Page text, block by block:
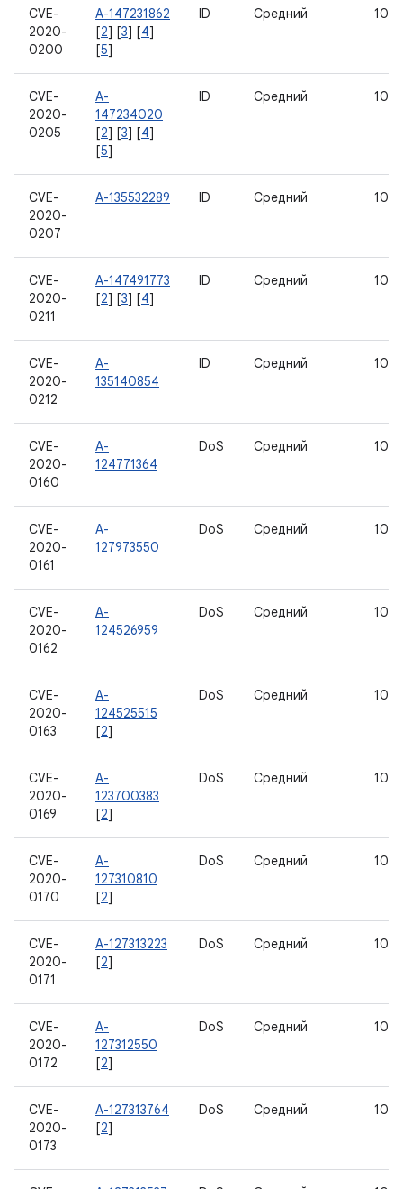
CVE-
2020-
0200
A-147231862
[2] [3] [4]
[5]
ID Средний 10
CVE-
2020-
0205
A-
147234020
[2] [3] [4]
[5]
ID Средний 10
CVE-
2020-
0207
A-135532289 ID Средний 10
CVE-
2020-
0211
A-147491773
[2] [3] [4]
ID Средний 10
CVE-
2020-
0212
A-
135140854
ID Средний 10
CVE-
2020-
0160
A-
124771364
DoS Средний 10
CVE-
2020-
0161
A-
127973550
DoS Средний 10
CVE-
2020-
0162
A-
124526959
DoS Средний 10
CVE-
2020-
0163
A-
124525515
[2]
DoS Средний 10
CVE-
2020-
0169
A-
123700383
[2]
DoS Средний 10
CVE-
2020-
0170
A-
127310810
[2]
DoS Средний 10
CVE-
2020-
0171
A-127313223
[2]
DoS Средний 10
CVE-
2020-
0172
A-
127312550
[2]
DoS Средний 10
CVE-
2020-
0173
A-127313764
[2]
DoS Средний 10